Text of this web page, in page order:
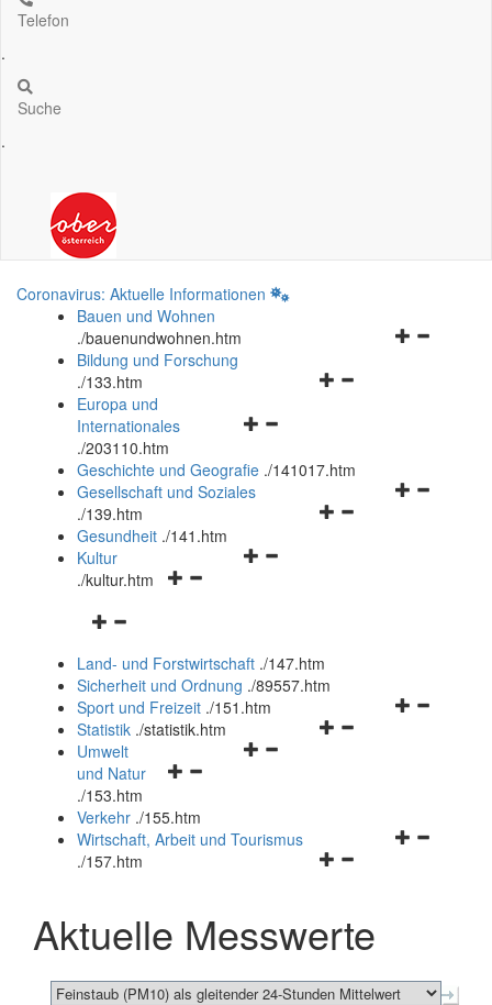
Telefon
.
Suche
.
Coronavirus: Aktuelle Informationen
Bauen und Wohnen
./bauenundwohnen.htm
Navigationsmenü
Bildung und Forschung
./133.htm
Navigationsmenü
und
schließen
Europa und
Internationales
./203110.htm
Geschichte und Geografie ./141017.htm
Navigationsmenü
Gesellschaft und Soziales
./139.htm
Navigationsmenü
Gesundheit ./141.htm
Navigationsmenü
Kultur
./kultur.htm
Navigationsmenü
und
schließen
Land- und Forstwirtschaft ./147.htm
Sicherheit und Ordnung ./89557.htm
Navigationsmenü
Sport und Freizeit ./151.htm
Navigationsmenü
Statistik ./statistik.htm
Navigationsmenü
und
schließen
Umwelt
und Natur
./153.htm
Verkehr ./155.htm
Navigationsmenü
schließen
Wirtschaft, Arbeit und Tourismus
./157.htm
Aktuelle Messwerte